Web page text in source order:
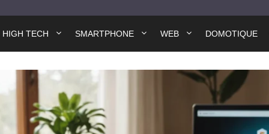
HIGH TECH SMARTPHONE WEB DOMOTIQUE